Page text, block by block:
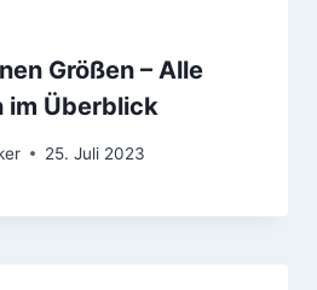
Größen – Alle
im Überblick
25. Juli 2023